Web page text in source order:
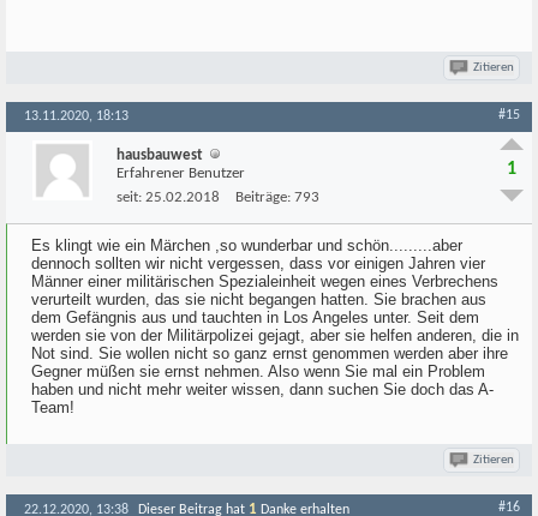
Zitieren
13.11.2020, 18:13 #15
hausbauwest
Erfahrener Benutzer
seit: 25.02.2018 Beiträge: 793
1
Es klingt wie ein Märchen ,so wunderbar und schön.........aber
dennoch sollten wir nicht vergessen, dass vor einigen Jahren vier
Männer einer militärischen Spezialeinheit wegen eines Verbrechens
verurteilt wurden, das sie nicht begangen hatten. Sie brachen aus
dem Gefängnis aus und tauchten in Los Angeles unter. Seit dem
werden sie von der Militärpolizei gejagt, aber sie helfen anderen, die in
Not sind. Sie wollen nicht so ganz ernst genommen werden aber ihre
Gegner müßen sie ernst nehmen. Also wenn Sie mal ein Problem
haben und nicht mehr weiter wissen, dann suchen Sie doch das A-
Team!
Zitieren
22.12.2020, 13:38 Dieser Beitrag hat 1 Danke erhalten #16